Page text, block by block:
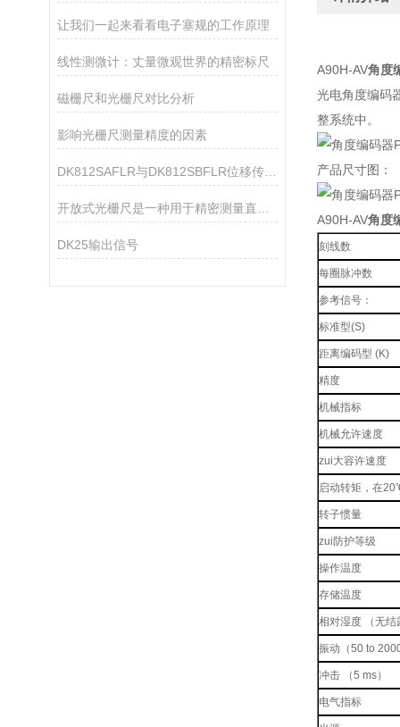
让我们一起来看看电子塞规的工作原理
线性测微计：丈量微观世界的精密标尺
磁栅尺和光栅尺对比分析
影响光栅尺测量精度的因素
DK812SAFLR与DK812SBFLR位移传感器技术差异
DK25输出信号
A90H-AV角度
光电角度编码
整系统中。
产品尺寸图：
A90H-AV角度
刻线数
每圈脉冲数
参考信号：
标准型(S)
距离编码型 (K)
精度
机械指标
机械允许速度
zui大容许速度
启动转矩，在
转子惯量
zui防护等级
操作温度
存储温度
相对湿度 （无结
振动（50 to
冲击 （5 ms）
电气指标